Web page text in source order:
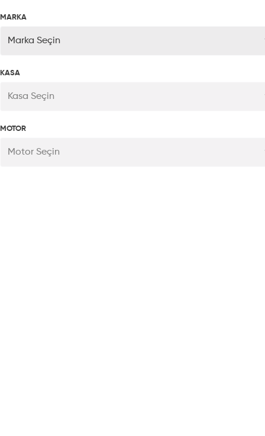
MARKA
Marka Seçin
KASA
Kasa Seçin
MOTOR
Motor Seçin